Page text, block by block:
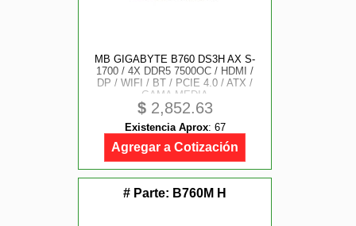
MB GIGABYTE B760 DS3H AX S-
1700 / 4X DDR5 7500OC / HDMI /
DP / WIFI / BT / PCIE 4.0 / ATX /
GAMA MEDIA
$2,852.63
Existencia Aprox: 67
Agregar a Cotización
# Parte: B760M H